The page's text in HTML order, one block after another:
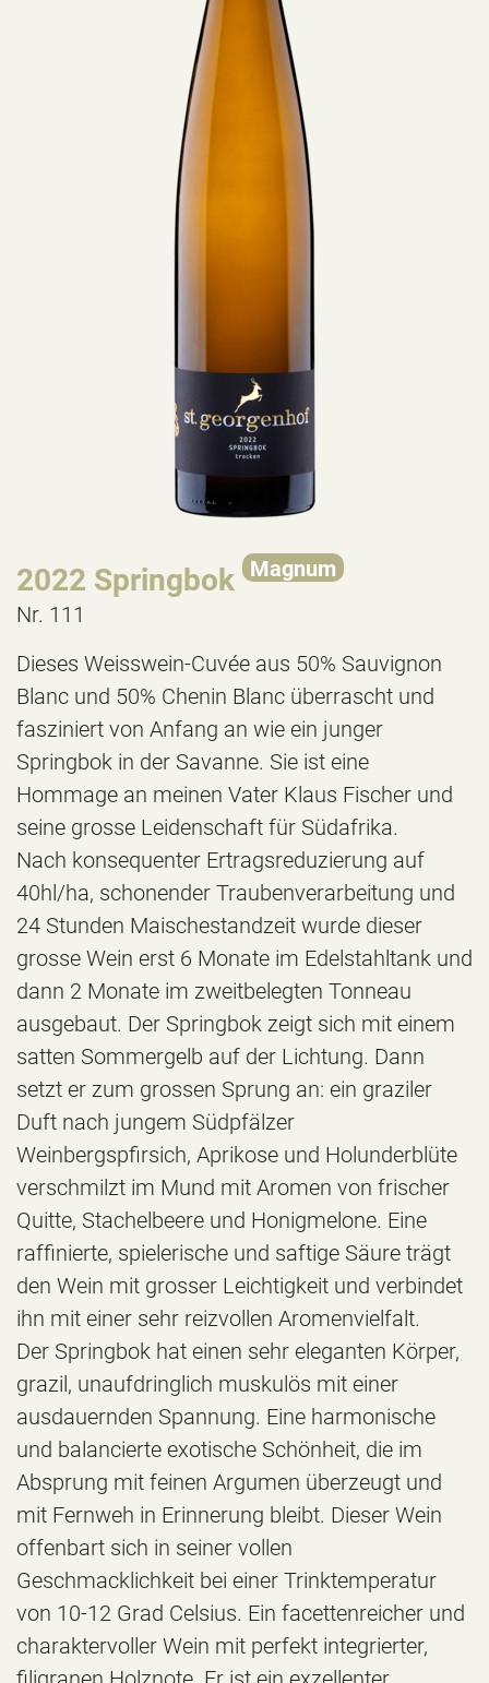
2022 Springbok Magnum
Nr. 111
Dieses Weisswein-Cuvée aus 50% Sauvignon
Blanc und 50% Chenin Blanc überrascht und
fasziniert von Anfang an wie ein junger
Springbok in der Savanne. Sie ist eine
Hommage an meinen Vater Klaus Fischer und
seine grosse Leidenschaft für Südafrika.
Nach konsequenter Ertragsreduzierung auf
40hl/ha, schonender Traubenverarbeitung und
24 Stunden Maischestandzeit wurde dieser
grosse Wein erst 6 Monate im Edelstahltank und
dann 2 Monate im zweitbelegten Tonneau
ausgebaut. Der Springbok zeigt sich mit einem
satten Sommergelb auf der Lichtung. Dann
setzt er zum grossen Sprung an: ein graziler
Duft nach jungem Südpfälzer
Weinbergspfirsich, Aprikose und Holunderblüte
verschmilzt im Mund mit Aromen von frischer
Quitte, Stachelbeere und Honigmelone. Eine
raffinierte, spielerische und saftige Säure trägt
den Wein mit grosser Leichtigkeit und verbindet
ihn mit einer sehr reizvollen Aromenvielfalt.
Der Springbok hat einen sehr eleganten Körper,
grazil, unaufdringlich muskulös mit einer
ausdauernden Spannung. Eine harmonische
und balancierte exotische Schönheit, die im
Absprung mit feinen Argumen überzeugt und
mit Fernweh in Erinnerung bleibt. Dieser Wein
offenbart sich in seiner vollen
Geschmacklichkeit bei einer Trinktemperatur
von 10-12 Grad Celsius. Ein facettenreicher und
charaktervoller Wein mit perfekt integrierter,
filigranen Holznote. Er ist ein exzellenter